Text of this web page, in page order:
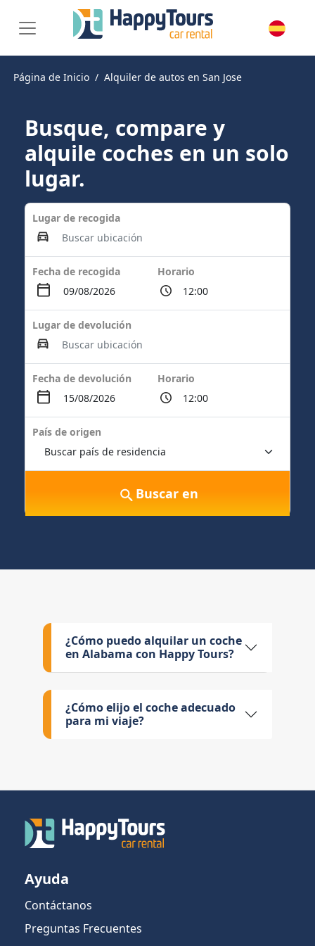
Página de Inicio Alquiler de autos en San Jose
Busque, compare y
alquile coches en un solo
lugar.
Lugar de recogida
Fecha de recogida Horario
Lugar de devolución
Fecha de devolución Horario
País de origen
Buscar en
¿Cómo puedo alquilar un coche
en Alabama con Happy Tours?
¿Cómo elijo el coche adecuado
para mi viaje?
Ayuda
Contáctanos
Preguntas Frecuentes